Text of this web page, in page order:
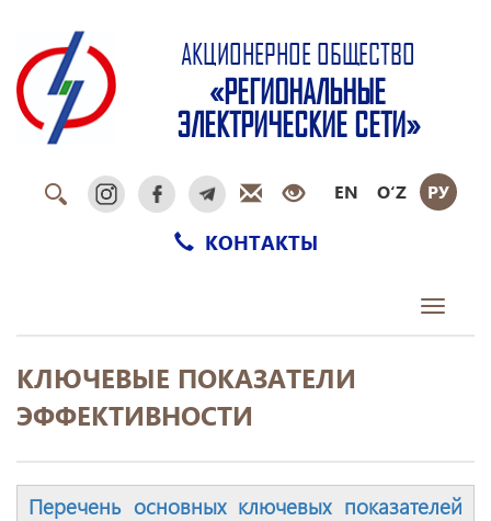
АКЦИОНЕРНОЕ ОБЩЕСТВО
«РЕГИОНАЛЬНЫЕ
ЭЛЕКТРИЧЕСКИЕ СЕТИ»
EN O‘Z РУ
КОНТАКТЫ
Toggle
КЛЮЧЕВЫЕ ПОКАЗАТЕЛИ
ЭФФЕКТИВНОСТИ
Перечень основных ключевых показателей